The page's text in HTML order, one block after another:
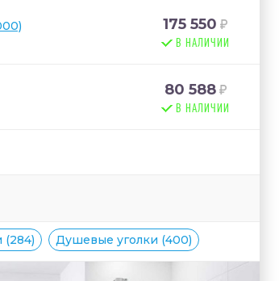
175 550
В НАЛИЧИИ
80 588
В НАЛИЧИИ
Душевые уголки (400)